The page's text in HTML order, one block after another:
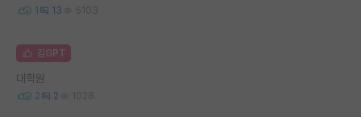
1 13 5103
김GPT
대학원
2 2 1028